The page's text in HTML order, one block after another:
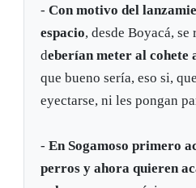
-Con motivo del
espacio, desde Boyacá,
deberían meter al cohete
que bueno sería, eso si,
eyectarse, ni les pongan
-En Sogamoso primero
perros y ahora quieren